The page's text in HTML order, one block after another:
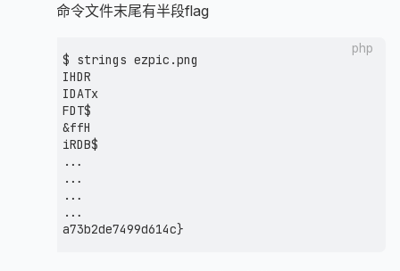
strings命令文件末尾有半段flag
php
$ strings ezpic.png
IHDR
IDATx
FDT$
&ffH
iRDB$
...
...
...
...